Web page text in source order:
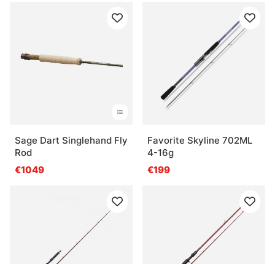
Sage Dart Singlehand Fly
Rod
€1049
Favorite Skyline 702ML
4-16g
€199